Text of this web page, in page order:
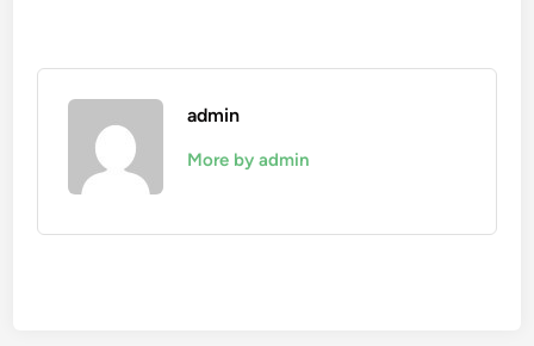
admin
More by admin